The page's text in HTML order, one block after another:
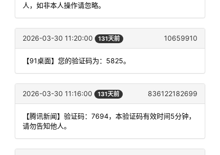
人，如非本人操作请忽略。
2026-03-30 11:20:00 131天前 10659910
【91桌面】您的验证码为：5825。
2026-03-30 11:16:00 131天前 836122182699
【腾讯新闻】验证码：7694，本验证码有效时间5分钟，
请勿告知他人。